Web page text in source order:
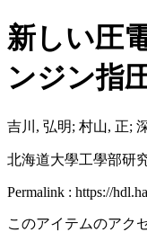
新しい圧
ンジン指
吉川, 弘明; 村山, 正;
北海道大學工學部研
Permalink : https://
このアイテムのアク